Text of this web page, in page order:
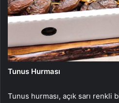
Tunus Hurması
Tunus hurması, açık sarı